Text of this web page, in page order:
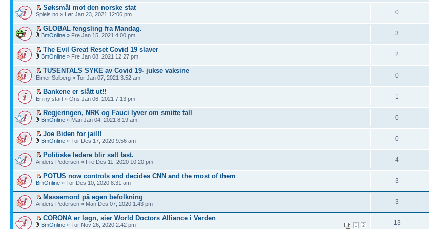
Søksmål mot den norske stat
Spleis.no » Lør Jan 23, 2021 12:06 pm 0
GLOBAL fengsling fra Mandag.
BmOnline » Fre Jan 15, 2021 4:00 pm 3
The Evil Great Reset Covid 19 slaver
BmOnline » Fre Jan 08, 2021 12:27 pm 2
TUSENTALS SYKE av Covid 19- jukse vaksine
Elmer Solberg » Tor Jan 07, 2021 3:52 am 0
Bankene er slått ut!!
En ny start » Ons Jan 06, 2021 7:13 pm 1
Regjeringen, NRK og Fauci lyver om smitte tall
BmOnline » Man Jan 04, 2021 8:19 am 0
Joe Biden for jail!!
BmOnline » Tor Des 17, 2020 9:56 am 0
Politiske ledere blir satt fast.
Anders Pedersen » Fre Des 11, 2020 10:20 pm 4
POTUS now controls and decides CNN and the most of them
BmOnline » Tor Des 10, 2020 8:31 am 3
Massemord på egen befolkning
Anders Pedersen » Man Des 07, 2020 1:43 pm 3
CORONA er løgn, sier World Doctors Alliance i Verden
1 2
BmOnline » Tor Nov 26, 2020 2:42 pm 13